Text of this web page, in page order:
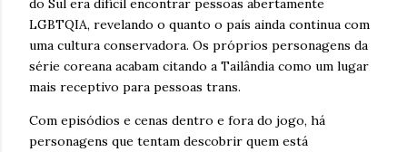
do Sul era difícil encontrar pessoas abertamente
LGBTQIA, revelando o quanto o país ainda continua com
uma cultura conservadora. Os próprios personagens da
série coreana acabam citando a Tailândia como um lugar
mais receptivo para pessoas trans.
Com episódios e cenas dentro e fora do jogo, há
personagens que tentam descobrir quem está